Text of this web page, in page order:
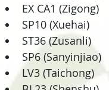
EX CA1 (Zigong)
SP10 (Xuehai)
ST36 (Zusanli)
SP6 (Sanyinjiao)
LV3 (Taichong)